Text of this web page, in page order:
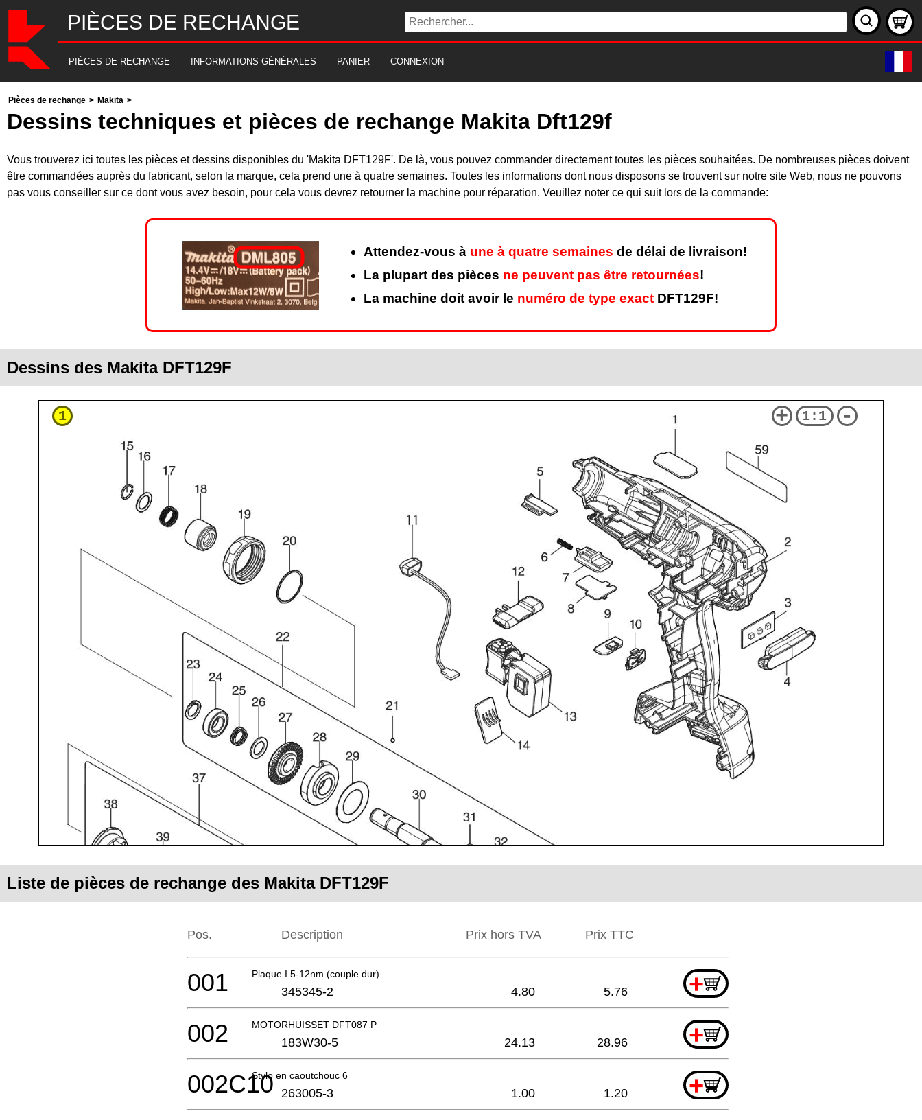
PIÈCES DE RECHANGE
PIÈCES DE RECHANGE INFORMATIONS GÉNÉRALES PANIER CONNEXION
Pièces de rechange > Makita >
Dessins techniques et pièces de rechange Makita Dft129f
Vous trouverez ici toutes les pièces et dessins disponibles du 'Makita DFT129F'. De là, vous pouvez commander directement toutes les pièces souhaitées. De nombreuses pièces doivent
être commandées auprès du fabricant, selon la marque, cela prend une à quatre semaines. Toutes les informations dont nous disposons se trouvent sur notre site Web, nous ne pouvons
pas vous conseiller sur ce dont vous avez besoin, pour cela vous devrez retourner la machine pour réparation. Veuillez noter ce qui suit lors de la commande:
Attendez-vous à une à quatre semaines de délai de livraison!
La plupart des pièces ne peuvent pas être retournées!
La machine doit avoir le numéro de type exact DFT129F!
Dessins des Makita DFT129F
1 + 1:1 -
Liste de pièces de rechange des Makita DFT129F
Pos. Description Prix hors TVA Prix ​​TTC
Plaque I 5-12nm (couple dur) +
001 345345-2 4.80 5.76
MOTORHUISSET DFT087 P +
002 183W30-5 24.13 28.96
Stylo en caoutchouc 6 +
002C10 263005-3 1.00 1.20